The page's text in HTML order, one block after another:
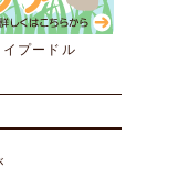
プードル